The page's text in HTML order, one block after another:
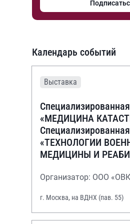
Календарь событий
Выставка
«МЕДИЦИНА
«ТЕХНОЛОГИИ
МЕДИЦИНЫ И
Организатор: ООО
г. Москва, на ВДНХ (пав. 55)